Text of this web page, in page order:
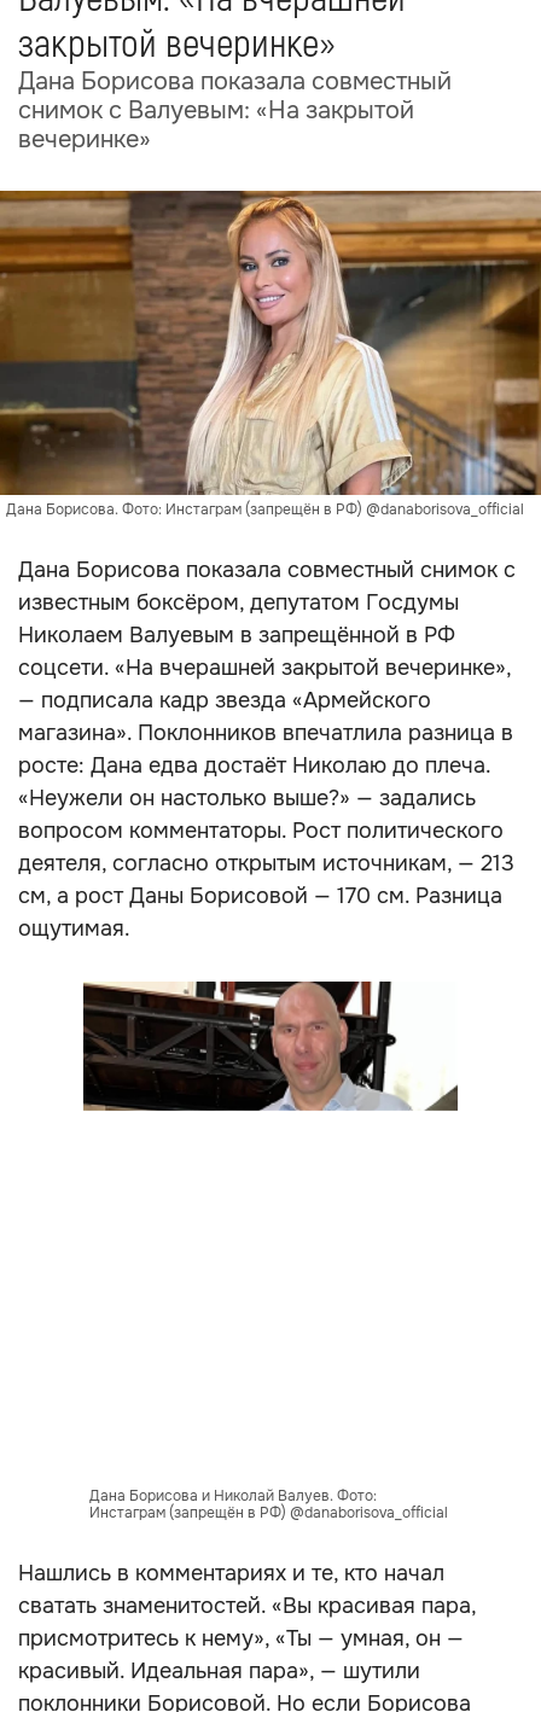
закрытой вечеринке»
Дана Борисова показала совместный
снимок с Валуевым: «На закрытой
вечеринке»
Дана Борисова. Фото: Инстаграм (запрещён в РФ) @danaborisova_official
Дана Борисова показала совместный снимок с
известным боксёром, депутатом Госдумы
Николаем Валуевым в запрещённой в РФ
соцсети. «На вчерашней закрытой вечеринке»,
— подписала кадр звезда «Армейского
магазина». Поклонников впечатлила разница в
росте: Дана едва достаёт Николаю до плеча.
«Неужели он настолько выше?» — задались
вопросом комментаторы. Рост политического
деятеля, согласно открытым источникам, — 213
см, а рост Даны Борисовой — 170 см. Разница
ощутимая.
Дана Борисова и Николай Валуев. Фото:
Инстаграм (запрещён в РФ) @danaborisova_official
Нашлись в комментариях и те, кто начал
сватать знаменитостей. «Вы красивая пара,
присмотритесь к нему», «Ты — умная, он —
красивый. Идеальная пара», — шутили
поклонники Борисовой. Но если Борисова